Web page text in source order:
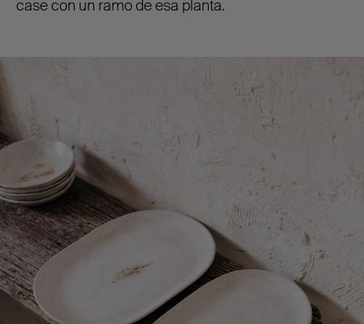
case con un ramo de esa planta.